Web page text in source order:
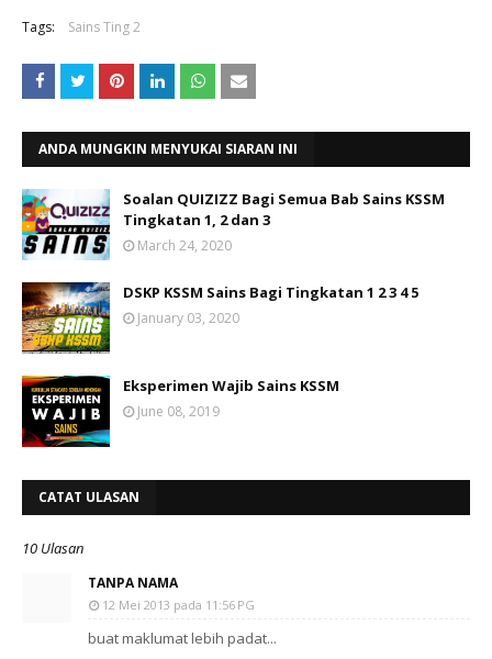
Tags: Sains Ting 2
ANDA MUNGKIN MENYUKAI SIARAN INI
Soalan QUIZIZZ Bagi Semua Bab Sains KSSM
Tingkatan 1, 2 dan 3
March 24, 2020
DSKP KSSM Sains Bagi Tingkatan 1 2 3 4 5
January 03, 2020
Eksperimen Wajib Sains KSSM
June 08, 2019
CATAT ULASAN
10 Ulasan
TANPA NAMA
12 Mei 2013 pada 11:56 PG
buat maklumat lebih padat...